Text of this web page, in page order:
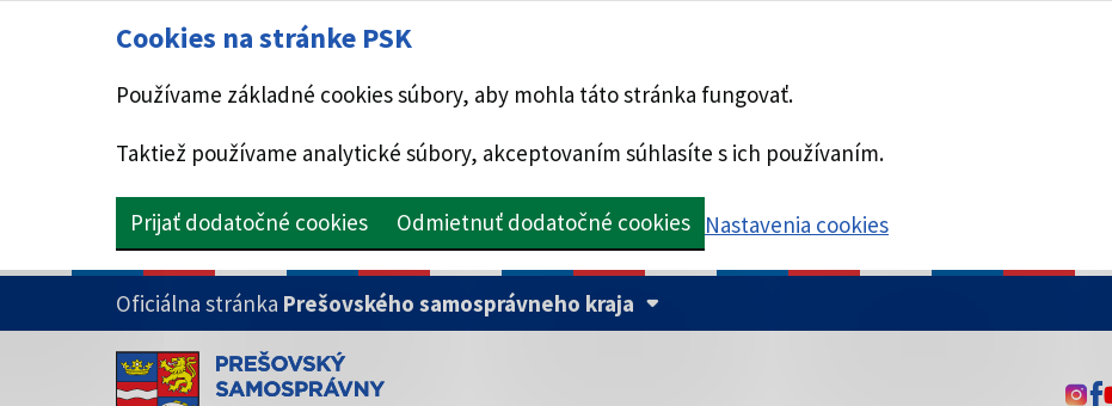
Cookies na stránke PSK
Používame základné cookies súbory, aby mohla táto stránka fungovať.
Taktiež používame analytické súbory, akceptovaním súhlasíte s ich používaním.
Prijať dodatočné cookies Odmietnuť dodatočné cookies Nastavenia cookies
PRESKOČIŤ NA HLAVNÝ OBSAH
Oficiálna stránka Prešovského samosprávneho kraja
Doména psk.sk je oficiálna
Táto stránka je zabezpečená